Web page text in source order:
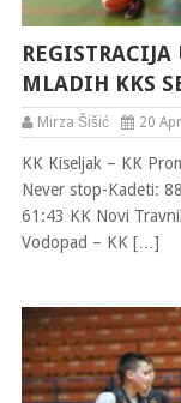
MLADIH KKS
Mirza Šišić 20
KK Kiseljak – KK
Never stop-Kadeti:
61:43 KK Novi
Vodopad – KK […]